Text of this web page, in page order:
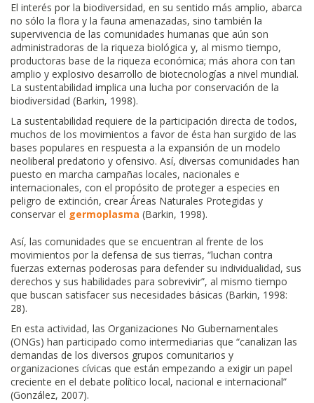
El interés por la biodiversidad, en su sentido más amplio, abarca
no sólo la flora y la fauna amenazadas, sino también la
supervivencia de las comunidades humanas que aún son
administradoras de la riqueza biológica y, al mismo tiempo,
productoras base de la riqueza económica; más ahora con tan
amplio y explosivo desarrollo de biotecnologías a nivel mundial.
La sustentabilidad implica una lucha por conservación de la
biodiversidad (Barkin, 1998).
La sustentabilidad requiere de la participación directa de todos,
muchos de los movimientos a favor de ésta han surgido de las
bases populares en respuesta a la expansión de un modelo
neoliberal predatorio y ofensivo. Así, diversas comunidades han
puesto en marcha campañas locales, nacionales e
internacionales, con el propósito de proteger a especies en
peligro de extinción, crear Áreas Naturales Protegidas y
conservar el germoplasma (Barkin, 1998).
Así, las comunidades que se encuentran al frente de los
movimientos por la defensa de sus tierras, “luchan contra
fuerzas externas poderosas para defender su individualidad, sus
derechos y sus habilidades para sobrevivir”, al mismo tiempo
que buscan satisfacer sus necesidades básicas (Barkin, 1998:
28).
En esta actividad, las Organizaciones No Gubernamentales
(ONGs) han participado como intermediarias que “canalizan las
demandas de los diversos grupos comunitarios y
organizaciones cívicas que están empezando a exigir un papel
creciente en el debate político local, nacional e internacional”
(González, 2007).